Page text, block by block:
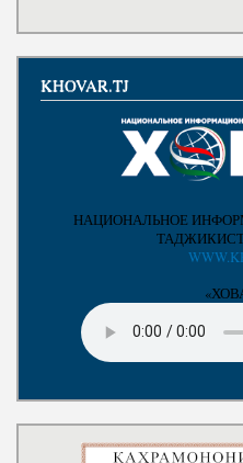
KHOVAR.TJ
НАЦИОНАЛЬНОЕ